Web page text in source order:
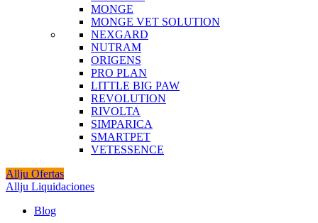
MONGE
MONGE VET SOLUTION
NEXGARD
NUTRAM
ORIGENS
PRO PLAN
LITTLE BIG PAW
REVOLUTION
RIVOLTA
SIMPARICA
SMARTPET
VETESSENCE
Allju Ofertas
Allju Liquidaciones
Blog